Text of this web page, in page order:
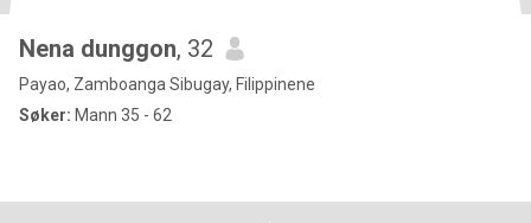
Nena dunggon, 32
Payao, Zamboanga Sibugay, Filippinene
Søker: Mann 35 - 62